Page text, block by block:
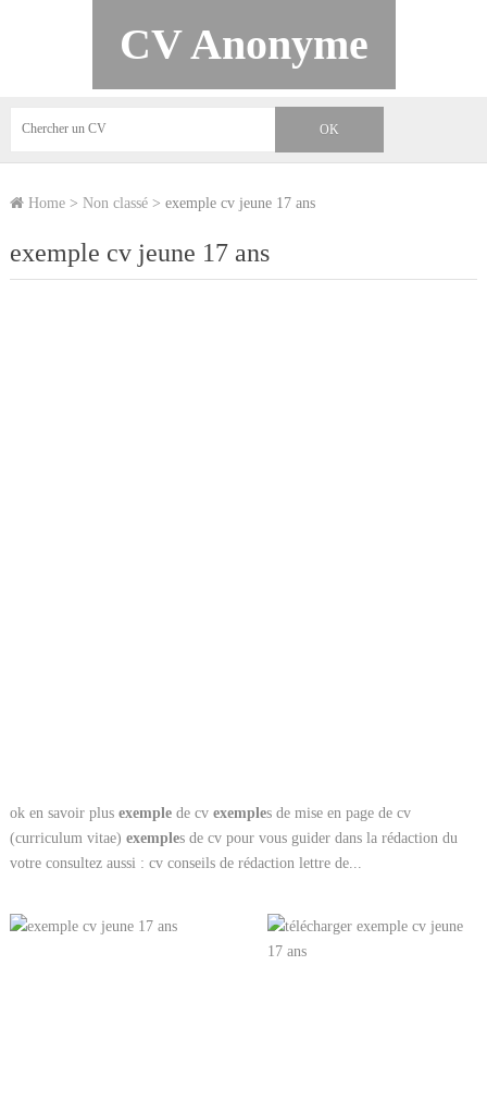
CV Anonyme
Home> Non classé> exemple cv jeune 17 ans
exemple cv jeune 17 ans
ok en savoir plus exemplede cv exemples de mise en page de cv
(curriculum vitae) exemples de cv pour vous guider dans la rédaction du
votre consultez aussi : cv conseils de rédaction lettre de...